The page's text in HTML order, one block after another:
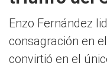
Enzo Fernández
consagración en
convirtió en el